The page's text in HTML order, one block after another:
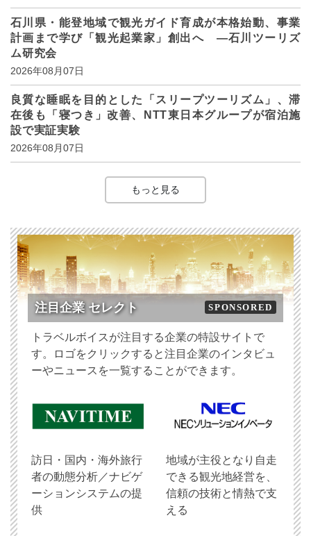
石川県・能登地域で観光ガイド育成が本格始動、事業
計画まで学び「観光起業家」創出へ ―石川ツーリズ
ム研究会
2026年08月07日
良質な睡眠を目的とした「スリープツーリズム」、滞
在後も「寝つき」改善、NTT東日本グループが宿泊施
設で実証実験
2026年08月07日
もっと見る
注目企業 セレクト SPONSORED
トラベルボイスが注目する企業の特設サイトで
す。ロゴをクリックすると注目企業のインタビュ
ーやニュースを一覧することができます。
訪日・国内・海外旅行
者の動態分析／ナビゲ
ーションシステムの提
供
地域が主役となり自走
できる観光地経営を、
信頼の技術と情熱で支
える